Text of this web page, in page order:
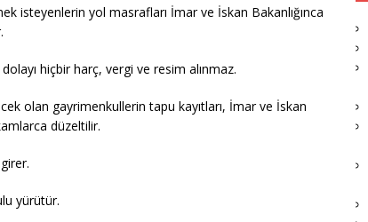
isteyenlerin yol masrafları İmar ve İskan Bakanlığınca
hiçbir harç, vergi ve resim alınmaz.
olan gayrimenkullerin tapu kayıtları, İmar ve İskan
düzeltilir.
yürütür.